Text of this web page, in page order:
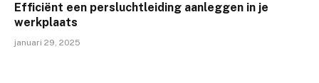
Efficiënt een persluchtleiding aanleggen in je
werkplaats
januari 29, 2025